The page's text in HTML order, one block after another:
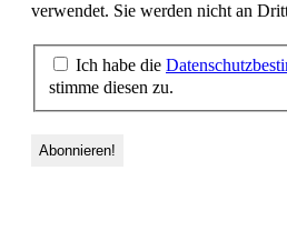
verwendet. Sie werden nicht an
Ich habe die
stimme diesen zu.